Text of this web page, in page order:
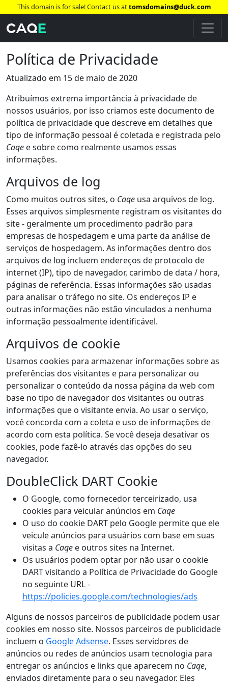
This domain is for sale! Contact us attomsdomains@duck.com
Política de Privacidade
Atualizado em 15 de maio de 2020
Atribuímos extrema importância à privacidade de
nossos usuários, por isso criamos este documento de
política de privacidade que descreve em detalhes que
tipo de informação pessoal é coletada e registrada pelo
Caqe e sobre como realmente usamos essas
informações.
Arquivos de log
Como muitos outros sites, o Caqe usa arquivos de log.
Esses arquivos simplesmente registram os visitantes do
site - geralmente um procedimento padrão para
empresas de hospedagem e uma parte da análise de
serviços de hospedagem. As informações dentro dos
arquivos de log incluem endereços de protocolo de
internet (IP), tipo de navegador, carimbo de data / hora,
páginas de referência. Essas informações são usadas
para analisar o tráfego no site. Os endereços IP e
outras informações não estão vinculados a nenhuma
informação pessoalmente identificável.
Arquivos de cookie
Usamos cookies para armazenar informações sobre as
preferências dos visitantes e para personalizar ou
personalizar o conteúdo da nossa página da web com
base no tipo de navegador dos visitantes ou outras
informações que o visitante envia. Ao usar o serviço,
você concorda com a coleta e uso de informações de
acordo com esta política. Se você deseja desativar os
cookies, pode fazê-lo através das opções do seu
navegador.
DoubleClick DART Cookie
O Google, como fornecedor terceirizado, usa
cookies para veicular anúncios em Caqe
O uso do cookie DART pelo Google permite que ele
veicule anúncios para usuários com base em suas
visitas a Caqe e outros sites na Internet.
Os usuários podem optar por não usar o cookie
DART visitando a Política de Privacidade do Google
no seguinte URL -
https://policies.google.com/technologies/ads
Alguns de nossos parceiros de publicidade podem usar
cookies em nosso site. Nossos parceiros de publicidade
incluem o Google Adsense. Esses servidores de
anúncios ou redes de anúncios usam tecnologia para
entregar os anúncios e links que aparecem no Caqe,
enviados diretamente para o seu navegador. Eles